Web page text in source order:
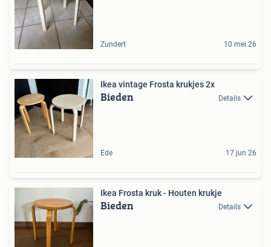
Zundert 10 mei 26
Ikea vintage Frosta krukjes 2x
Bieden Details
Ede 17 jun 26
Ikea Frosta kruk - Houten krukje
Bieden Details